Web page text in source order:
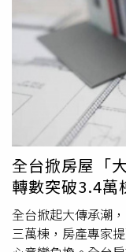
大，北市總價超過
只能3成太低，應把
要提高到1億元。
了，現在較多都是
精華區的地段，產
出都會賣得不錯。
那麼快復甦，除非
年在政策打壓下是
創近9年新低，較前
交易量只有3.5萬戶
管制，包括降低二
買氣收縮，還好雙
認為，今年房市不
全台掀房屋「
轉數突破3.4萬
全台掀起大傳承潮
三萬棟，房產專家